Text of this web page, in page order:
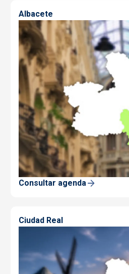
Albacete
Consultar agenda
Ciudad Real